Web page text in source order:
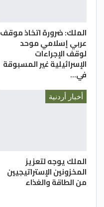
الملك: ضرورة اتخاذ موقف
عربي إسلامي موحد
لوقف الإجراءات
الإسرائيلية غير المسبوقة
في…
أخبار أردنية
الملك يوجه لتعزيز
المخزونين الإستراتيجيين
من الطاقة والغذاء